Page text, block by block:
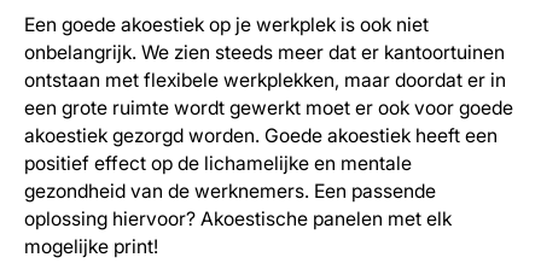
Een goede akoestiek op je werkplek is ook niet
onbelangrijk. We zien steeds meer dat er kantoortuinen
ontstaan met flexibele werkplekken, maar doordat er in
een grote ruimte wordt gewerkt moet er ook voor goede
akoestiek gezorgd worden. Goede akoestiek heeft een
positief effect op de lichamelijke en mentale
gezondheid van de werknemers. Een passende
oplossing hiervoor? Akoestische panelen met elk
mogelijke print!